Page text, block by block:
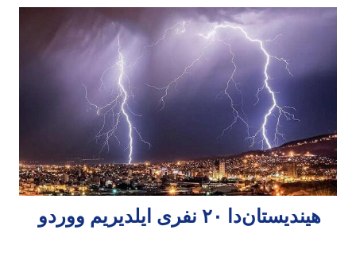
هیندیستان‌دا ۲۰ نفری ایلدیریم ووردو